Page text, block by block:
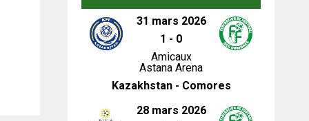
31 mars 2026
1 - 0
Amicaux
Astana Arena
Kazakhstan - Comores
28 mars 2026